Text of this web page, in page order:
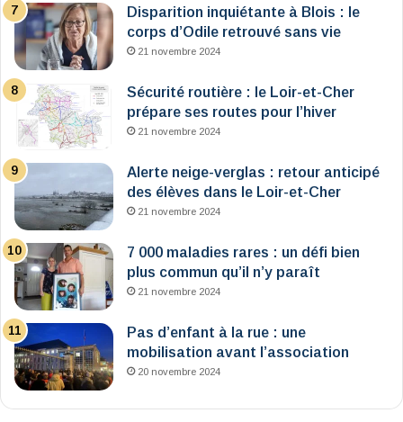
Disparition inquiétante à Blois : le
corps d’Odile retrouvé sans vie
21 novembre 2024
Sécurité routière : le Loir-et-Cher
prépare ses routes pour l’hiver
21 novembre 2024
Alerte neige-verglas : retour anticipé
des élèves dans le Loir-et-Cher
21 novembre 2024
7 000 maladies rares : un défi bien
plus commun qu’il n’y paraît
21 novembre 2024
Pas d’enfant à la rue : une
mobilisation avant l’association
20 novembre 2024